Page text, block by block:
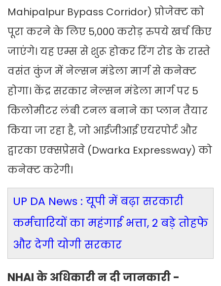
Mahipalpur Bypass Corridor) प्रोजेक्ट को
पूरा करने के लिए 5,000 करोड़ रुपये खर्च किए
जाएंगे। यह एम्स से शुरू होकर रिंग रोड के रास्ते
वसंत कुंज में नेल्सन मंडेला मार्ग से कनेक्ट
होगा। केंद्र सरकार नेल्सन मंडेला मार्ग पर 5
किलोमीटर लंबी टनल बनाने का प्लान तैयार
किया जा रहा है, जो आईजीआई एयरपोर्ट और
द्वारका एक्सप्रेसवे (Dwarka Expressway) को
कनेक्ट करेगी।
UP DA News : यूपी में बढ़ा सरकारी
कर्मचारियों का महंगाई भत्ता, 2 बड़े तोहफे
और देगी योगी सरकार
NHAI के अधिकारी न दी जानकारी -